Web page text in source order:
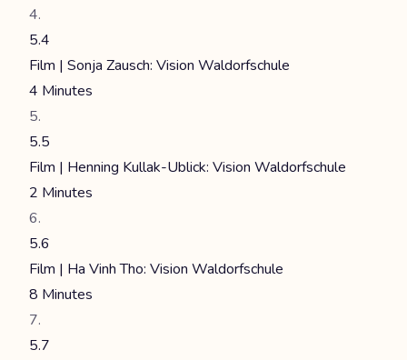
5.4
Film | Sonja Zausch: Vision Waldorfschule
4 Minutes
5.5
Film | Henning Kullak-Ublick: Vision Waldorfschule
2 Minutes
5.6
Film | Ha Vinh Tho: Vision Waldorfschule
8 Minutes
5.7